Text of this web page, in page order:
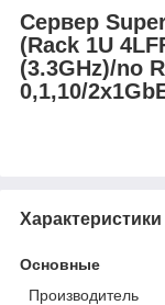
Сервер
(Rack 1U
(3.3GHz)/no
0,1,10/
Характеристики
Основные
Производитель